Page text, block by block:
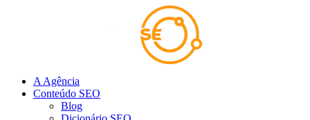
A Agência
Conteúdo SEO
Blog